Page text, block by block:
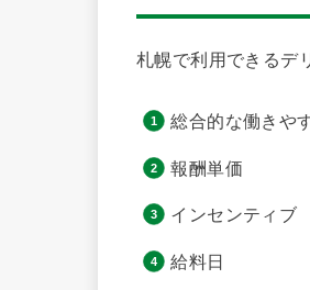
札幌で利用できるデ
総合的な働きや
報酬単価
インセンティブ
給料日